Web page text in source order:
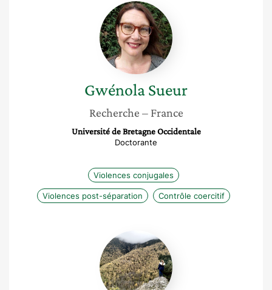
Gwénola
Sueur
GwénolaSueur
Recherche – France
Université de Bretagne Occidentale
Doctorante
Violences conjugales
Violences post-séparation Contrôle coercitif
Kahina
Bensid